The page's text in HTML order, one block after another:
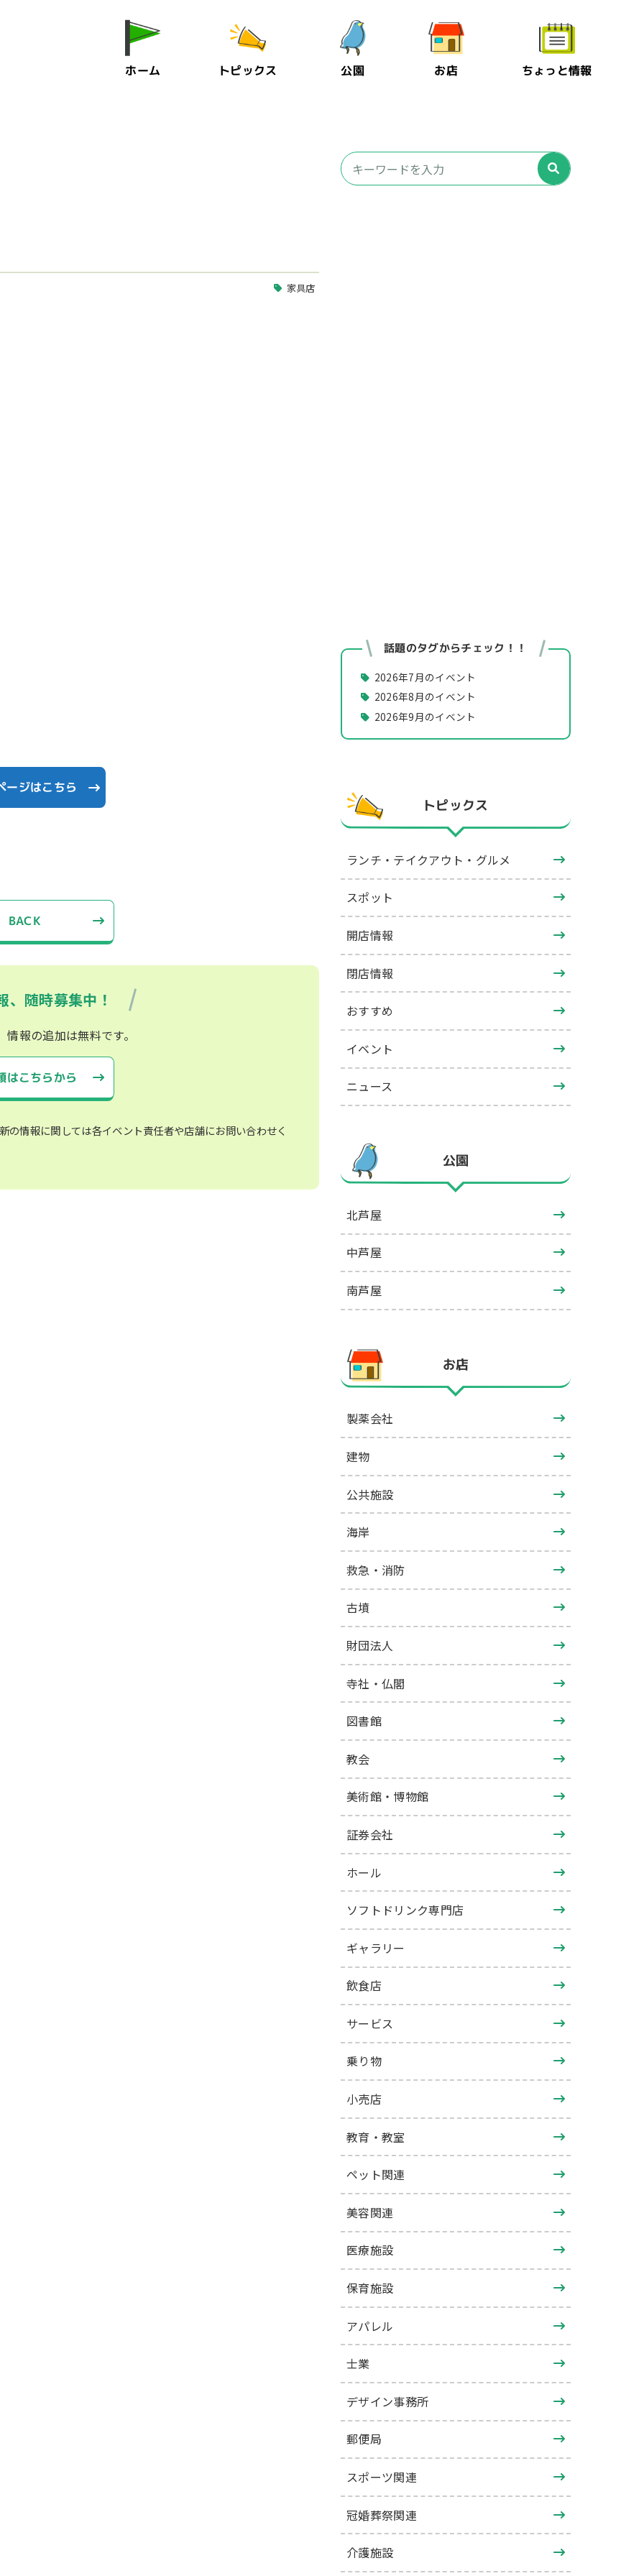
ホーム トピックス 公園 お店 ちょっと情報
家具店
ージはこちら
BACK
、随時募集中！
報の追加は無料です。
はこちらから
情報に関しては各イベント責任者や店舗にお問い合わせく
話題のタグからチェック！！
2026年7月のイベント
2026年8月のイベント
2026年9月のイベント
トピックス
ランチ・テイクアウト・グルメ
スポット
開店情報
閉店情報
おすすめ
イベント
ニュース
公園
北芦屋
中芦屋
南芦屋
お店
製薬会社
建物
公共施設
海岸
救急・消防
古墳
財団法人
寺社・仏閣
図書館
教会
美術館・博物館
証券会社
ホール
ソフトドリンク専門店
ギャラリー
飲食店
サービス
乗り物
小売店
教育・教室
ペット関連
美容関連
医療施設
保育施設
アパレル
士業
デザイン事務所
郵便局
スポーツ関連
冠婚葬祭関連
介護施設